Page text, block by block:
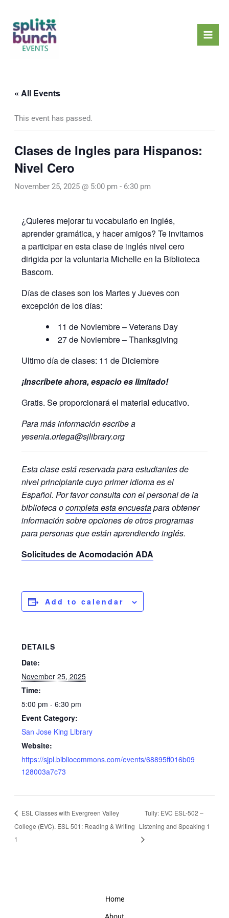
content
« All Events
This event has passed.
Clases de Ingles para Hispanos:
Nivel Cero
November 25, 2025 @ 5:00 pm - 6:30 pm
¿Quieres mejorar tu vocabulario en inglés,
aprender gramática, y hacer amigos? Te invitamos
a participar en esta clase de inglés nivel cero
dirigida por la voluntaria Michelle en la Biblioteca
Bascom.
Días de clases son los Martes y Jueves con
excepción de los días:
11 de Noviembre – Veterans Day
27 de Noviembre – Thanksgiving
Ultimo día de clases: 11 de Diciembre
¡Inscríbete ahora, espacio es limitado!
Gratis. Se proporcionará el material educativo.
Para más información escribe a
yesenia.ortega@sjlibrary.org
Esta clase está reservada para estudiantes de
nivel principiantecuyo primer idioma es el
Español. Por favor consulta con el personal de la
biblioteca ocompleta esta encuestapara obtener
información sobre opciones de otrosprogramas
para personas que están aprendiendo inglés.
Solicitudes de Acomodación ADA
Add to calendar
DETAILS
Date:
November 25, 2025
Time:
5:00 pm - 6:30 pm
Event Category:
San Jose King Library
Website:
https://sjpl.bibliocommons.com/events/68895ff016b09
128003a7c73
ESL Classes with Evergreen Valley
College (EVC). ESL 501: Reading & Writing
1
Tully: EVC ESL-502 –
Listening and Speaking 1
Home